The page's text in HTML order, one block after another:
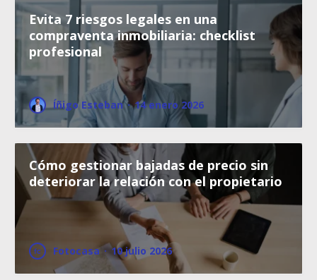
Evita 7 riesgos legales en una
compraventa inmobiliaria: checklist
profesional
Íñigo Esteban · 14 enero 2026
Cómo gestionar bajadas de precio sin
deteriorar la relación con el propietario
Fotocasa · 10 julio 2026